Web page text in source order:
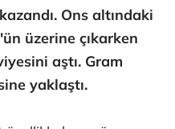
Ons altındaki
üzerine çıkarken
aştı. Gram
yaklaştı.